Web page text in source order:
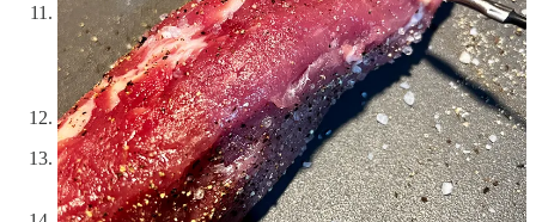
Si el termómetro suena porque ha llegado a la temperatura
fijada, pero al mover el solomillo ves que hay un lado que ha
quedado sin cocinar, con aspecto de crudo, dale la vuelta y
sigue cocinando hasta que vuelva a sonar.
Prueba la salsa y rectifica el punto de sal y pimienta.
Corta el solomillo en rodajas de 1 cm y medio y ponlas sobre
la salsa.